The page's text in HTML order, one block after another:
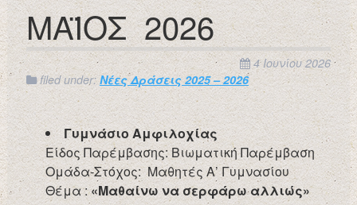
ΜΑΪΟΣ 2026
4 Ιουνίου 2026
filed under: Νέες Δράσεις 2025 – 2026
Γυμνάσιο Αμφιλοχίας
Είδος Παρέμβασης: Βιωματική Παρέμβαση
Ομάδα-Στόχος: Μαθητές Α’ Γυμνασίου
Θέμα :«Μαθαίνω να σερφάρω αλλιώς»